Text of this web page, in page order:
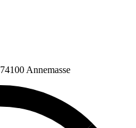
74100 Annemasse